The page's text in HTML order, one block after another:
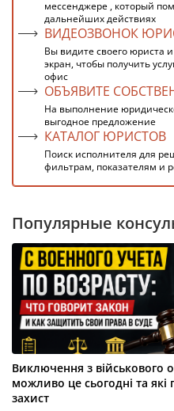
мессенджере , который
дальнейших действиях
ВИДЕОЗВОНОК
Вы видите своего юриста
экран, чтобы получить
офис
ОБЪЯВИТЕ
На выполнение
выгодное предложение
КАТАЛОГ ЮРИСТОВ
Поиск исполнителя для
фильтрам, показателям и
Популярные
Виключення з військового
можливо це сьогодні та які
захист